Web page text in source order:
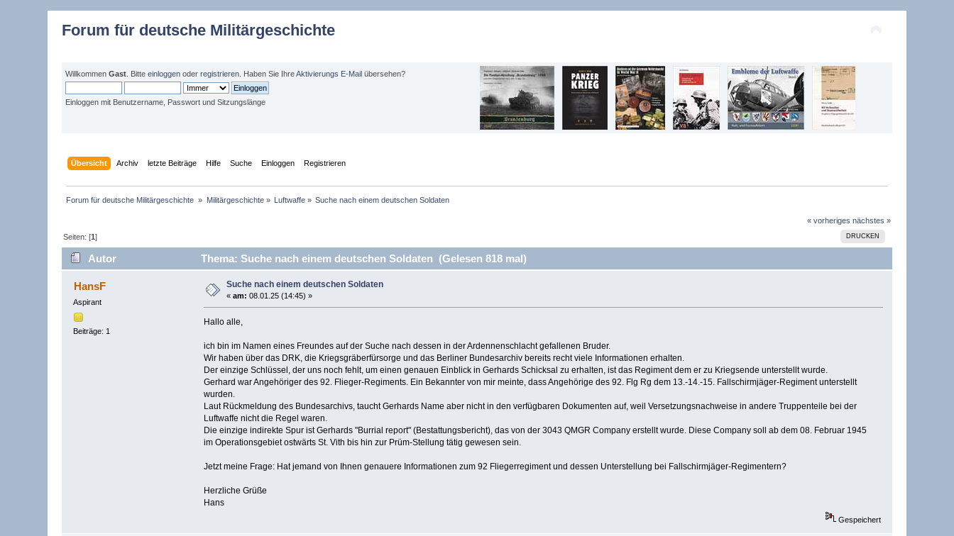
Forum für deutsche Militärgeschichte
WillkommenGast . Bitteeinloggen oderregistrieren . Haben Sie IhreAktivierungs E-Mail übersehen?
Einloggen mit Benutzername, Passwort und Sitzungslänge
Übersicht Archiv letzte Beiträge Hilfe Suche Einloggen Registrieren
Forum für deutsche Militärgeschichte » Militärgeschichte» Luftwaffe » Suche nach einem deutschen Soldaten
« vorheriges nächstes »
DRUCKEN
Seiten: [1]
Autor Thema: Suche nach einem deutschen Soldaten (Gelesen 818 mal)
HansF
Aspirant
Beiträge: 1
Suche nach einem deutschen Soldaten
«am: 08.01.25 (14:45) »
Hallo alle,
ich bin im Namen eines Freundes auf der Suche nach dessen in der Ardennenschlacht gefallenen Bruder.
Wir haben über das DRK, die Kriegsgräberfürsorge und das Berliner Bundesarchiv bereits recht viele Informationen erhalten.
Der einzige Schlüssel, der uns noch fehlt, um einen genauen Einblick in Gerhards Schicksal zu erhalten, ist das Regiment dem er zu Kriegsende unterstellt wurde.
Gerhard war Angehöriger des 92. Flieger-Regiments. Ein Bekannter von mir meinte, dass Angehörige des 92. Flg Rg dem 13.-14.-15. Fallschirmjäger-Regiment unterstellt
wurden.
Laut Rückmeldung des Bundesarchivs, taucht Gerhards Name aber nicht in den verfügbaren Dokumenten auf, weil Versetzungsnachweise in andere Truppenteile bei der
Luftwaffe nicht die Regel waren.
Die einzige indirekte Spur ist Gerhards "Burrial report" (Bestattungsbericht), das von der 3043 QMGR Company erstellt wurde. Diese Company soll ab dem 08. Februar 1945
im Operationsgebiet ostwärts St. Vith bis hin zur Prüm-Stellung tätig gewesen sein.
Jetzt meine Frage: Hat jemand von Ihnen genauere Informationen zum 92 Fliegerregiment und dessen Unterstellung bei Fallschirmjäger-Regimentern?
Herzliche Grüße
Hans
Gespeichert